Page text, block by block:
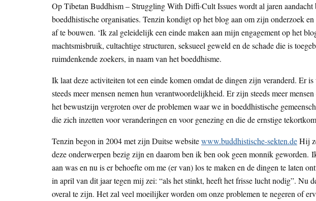
Op Tibetan Buddhism – Struggling With Diffi·Cult Issues wordt al jaren aandacht
boeddhistische organisaties. Tenzin kondigt op het blog aan om zijn onderzoek
af te bouwen. ‘Ik zal geleidelijk een einde maken aan mijn engagement op het
machtsmisbruik, cultachtige structuren, seksueel geweld en de schade die is
ruimdenkende zoekers, in naam van het boeddhisme.
Ik laat deze activiteiten tot een einde komen omdat de dingen zijn veranderd. Er
steeds meer mensen nemen hun verantwoordelijkheid. Er zijn steeds meer
het bewustzijn vergroten over de problemen waar we in boeddhistische
die zich inzetten voor veranderingen en voor genezing en die de ernstige
Tenzin begon in 2004 met zijn Duitse websitewww.buddhistische-sekten.deHij
deze onderwerpen bezig zijn en daarom ben ik ben ook geen monnik geworden.
aan was en nu is er behoefte om me (er van) los te maken en de dingen te laten
in april van dit jaar tegen mij zei: “als het stinkt, heeft het frisse lucht nodig”. Nu
overal te zijn. Het zal veel moeilijker worden om onze problemen te negeren of